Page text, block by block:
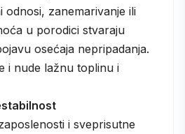
odnosi, zanemarivanje ili
u porodici stvaraju
osećaja nepripadanja.
i nude lažnu toplinu i
i sveprisutne